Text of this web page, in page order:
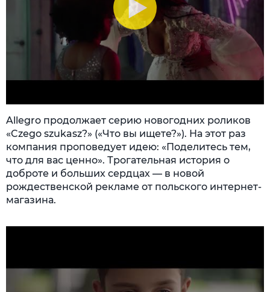
Allegro продолжает серию новогодних роликов
«Czego szukasz?» («Что вы ищете?»). На этот раз
компания проповедует идею: «Поделитесь тем,
что для вас ценно». Трогательная история о
доброте и больших сердцах — в новой
рождественской рекламе от польского интернет-
магазина.